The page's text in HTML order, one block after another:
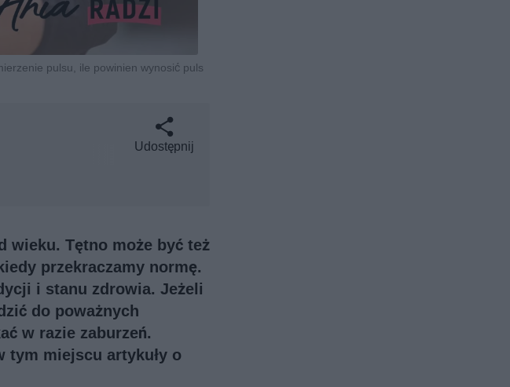
pulsu, ile powinien wynosić puls
Udostępnij
wieku. Tętno może być też
przekraczamy normę.
i stanu zdrowia. Jeżeli
do poważnych
w razie zaburzeń.
tym miejscu artykuły o